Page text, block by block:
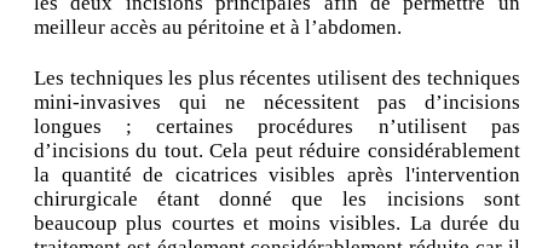
meilleur accès au péritoine et à l’abdomen.
Les techniques les plus récentes utilisent des techniques
mini-invasives qui ne nécessitent pas d’incisions
longues ; certaines procédures n’utilisent pas
d’incisions du tout. Cela peut réduire considérablement
la quantité de cicatrices visibles après l'intervention
chirurgicale étant donné que les incisions sont
beaucoup plus courtes et moins visibles. La durée du